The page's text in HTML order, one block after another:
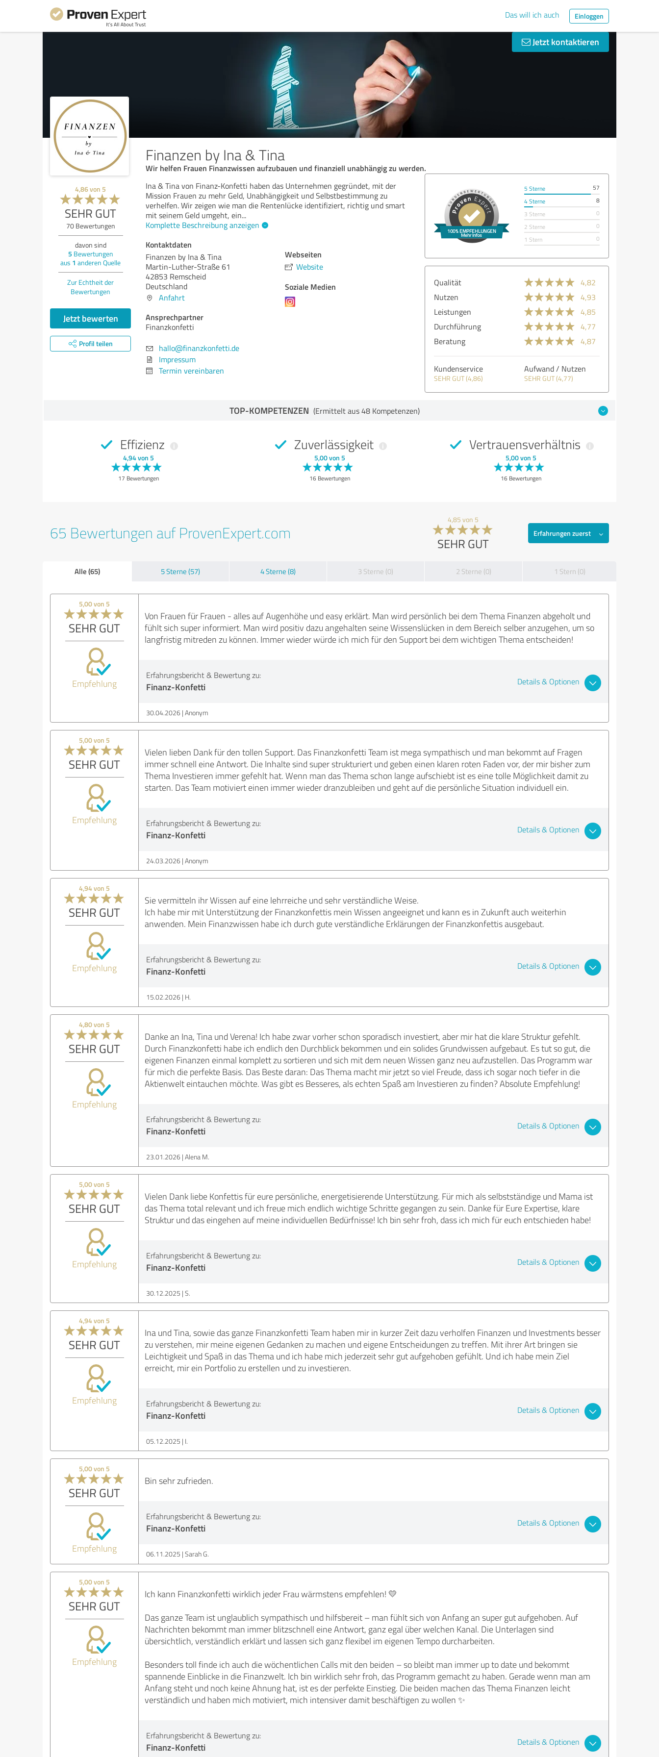
Das will ich auch Einloggen
Jetzt kontaktieren
Finanzen by Ina & Tina
Wir helfen Frauen Finanzwissen aufzubauen und finanziell unabhängig zu werden.
4,86von 5
SEHR GUT
70Bewertungen
davon sind
5 Bewertungen
aus 1 anderen Quelle
Zur Echtheit der
Bewertungen
Jetzt bewerten
Profil teilen
Ina & Tina von Finanz-Konfetti haben das Unternehmen gegründet, mit der
Mission Frauen zu mehr Geld, Unabhängigkeit und Selbstbestimmung zu
verhelfen. Wir zeigen wie man die Rentenlücke identifiziert, richtig und smart
mit seinem Geld umgeht, ein...
Komplette Beschreibung anzeigen
Kontaktdaten
Finanzen by Ina & Tina
Martin-Luther-Straße 61
42853 Remscheid
Deutschland
Anfahrt
Ansprechpartner
Finanzkonfetti
hallo@finanzkonfetti.de
Impressum
Termin vereinbaren
Webseiten
Website
Soziale Medien
5 Sterne
57
4 Sterne
8
3 Sterne
0
2 Sterne
0
1 Stern
0
Qualität
4,82
Nutzen
4,93
Leistungen
4,85
Durchführung
4,77
Beratung
4,87
Kundenservice
SEHR GUT (4,86)
Aufwand / Nutzen
SEHR GUT (4,77)
TOP-KOMPETENZEN (Ermittelt aus 48 Kompetenzen)
Effizienz
4,94 von 5
17 Bewertungen
Zuverlässigkeit
5,00 von 5
16 Bewertungen
Vertrauensverhältnis
5,00 von 5
16 Bewertungen
65 Bewertungen auf ProvenExpert.com
4,85 von 5
SEHR GUT
Erfahrungen zuerst
Alle (65) 5 Sterne (57) 4 Sterne (8) 3 Sterne (0) 2 Sterne (0) 1 Stern (0)
5,00 von 5
SEHR GUT
Empfehlung
Von Frauen für Frauen - alles auf Augenhöhe und easy erklärt. Man wird persönlich bei dem Thema Finanzen abgeholt und
fühlt sich super informiert. Man wird positiv dazu angehalten seine Wissenslücken in dem Bereich selber anzugehen, um so
langfristig mitreden zu können. Immer wieder würde ich mich für den Support bei dem wichtigen Thema entscheiden!
Erfahrungsbericht & Bewertung zu:
Finanz-Konfetti Details & Optionen
30.04.2026 Anonym
5,00 von 5
SEHR GUT
Empfehlung
Vielen lieben Dank für den tollen Support. Das Finanzkonfetti Team ist mega sympathisch und man bekommt auf Fragen
immer schnell eine Antwort. Die Inhalte sind super strukturiert und geben einen klaren roten Faden vor, der mir bisher zum
Thema Investieren immer gefehlt hat. Wenn man das Thema schon lange aufschiebt ist es eine tolle Möglichkeit damit zu
starten. Das Team motiviert einen immer wieder dranzubleiben und geht auf die persönliche Situation individuell ein.
Erfahrungsbericht & Bewertung zu:
Finanz-Konfetti Details & Optionen
24.03.2026 Anonym
4,94 von 5
SEHR GUT
Empfehlung
Sie vermitteln ihr Wissen auf eine lehrreiche und sehr verständliche Weise.
Ich habe mir mit Unterstützung der Finanzkonfettis mein Wissen angeeignet und kann es in Zukunft auch weiterhin
anwenden. Mein Finanzwissen habe ich durch gute verständliche Erklärungen der Finanzkonfettis ausgebaut.
Erfahrungsbericht & Bewertung zu:
Finanz-Konfetti Details & Optionen
15.02.2026 H.
4,80 von 5
SEHR GUT
Empfehlung
Danke an Ina, Tina und Verena! Ich habe zwar vorher schon sporadisch investiert, aber mir hat die klare Struktur gefehlt.
Durch Finanzkonfetti habe ich endlich den Durchblick bekommen und ein solides Grundwissen aufgebaut. Es tut so gut, die
eigenen Finanzen einmal komplett zu sortieren und sich mit dem neuen Wissen ganz neu aufzustellen. Das Programm war
für mich die perfekte Basis. Das Beste daran: Das Thema macht mir jetzt so viel Freude, dass ich sogar noch tiefer in die
Aktienwelt eintauchen möchte. Was gibt es Besseres, als echten Spaß am Investieren zu finden? Absolute Empfehlung!
Erfahrungsbericht & Bewertung zu:
Finanz-Konfetti Details & Optionen
23.01.2026 Alena M.
5,00 von 5
SEHR GUT
Empfehlung
Vielen Dank liebe Konfettis für eure persönliche, energetisierende Unterstützung. Für mich als selbstständige und Mama ist
das Thema total relevant und ich freue mich endlich wichtige Schritte gegangen zu sein. Danke für Eure Expertise, klare
Struktur und das eingehen auf meine individuellen Bedürfnisse! Ich bin sehr froh, dass ich mich für euch entschieden habe!
Erfahrungsbericht & Bewertung zu:
Finanz-Konfetti Details & Optionen
30.12.2025 S.
4,94 von 5
SEHR GUT
Empfehlung
Ina und Tina, sowie das ganze Finanzkonfetti Team haben mir in kurzer Zeit dazu verholfen Finanzen und Investments besser
zu verstehen, mir meine eigenen Gedanken zu machen und eigene Entscheidungen zu treffen. Mit ihrer Art bringen sie
Leichtigkeit und Spaß in das Thema und ich habe mich jederzeit sehr gut aufgehoben gefühlt. Und ich habe mein Ziel
erreicht, mir ein Portfolio zu erstellen und zu investieren.
Erfahrungsbericht & Bewertung zu:
Finanz-Konfetti Details & Optionen
05.12.2025 I.
5,00 von 5
SEHR GUT
Empfehlung
Bin sehr zufrieden.
Erfahrungsbericht & Bewertung zu:
Finanz-Konfetti Details & Optionen
06.11.2025 Sarah G.
5,00 von 5
SEHR GUT
Empfehlung
Ich kann Finanzkonfetti wirklich jeder Frau wärmstens empfehlen! 💛
Das ganze Team ist unglaublich sympathisch und hilfsbereit – man fühlt sich von Anfang an super gut aufgehoben. Auf
Nachrichten bekommt man immer blitzschnell eine Antwort, ganz egal über welchen Kanal. Die Unterlagen sind
übersichtlich, verständlich erklärt und lassen sich ganz flexibel im eigenen Tempo durcharbeiten.
Besonders toll finde ich auch die wöchentlichen Calls mit den beiden – so bleibt man immer up to date und bekommt
spannende Einblicke in die Finanzwelt. Ich bin wirklich sehr froh, das Programm gemacht zu haben. Gerade wenn man am
Anfang steht und noch keine Ahnung hat, ist es der perfekte Einstieg. Die beiden machen das Thema Finanzen leicht
verständlich und haben mich motiviert, mich intensiver damit beschäftigen zu wollen ✨
Erfahrungsbericht & Bewertung zu:
Finanz-Konfetti Details & Optionen